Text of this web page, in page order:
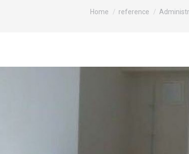
You are here:
Home reference